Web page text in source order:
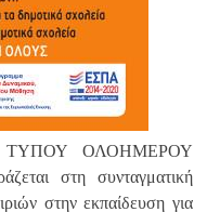
ΤΥΠΟΥ ΟΛΟΗΜΕΡΟΥ
στη συνταγματική
στην εκπαίδευση για